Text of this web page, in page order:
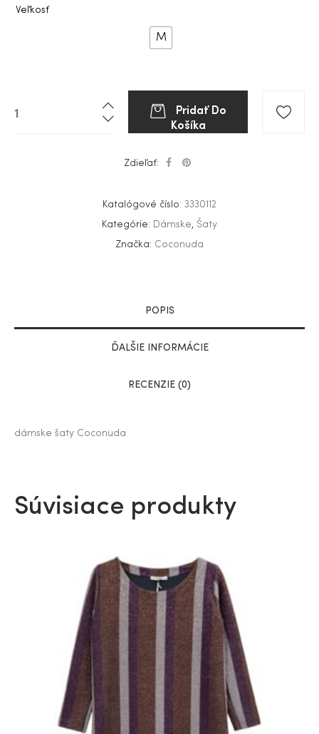
Veľkosť
M
Pridať Do
Košíka
Zdieľať:
Katalógové číslo: 3330112
Kategórie: Dámske, Šaty
Značka: Coconuda
POPIS
ĎALŠIE INFORMÁCIE
RECENZIE (0)
dámske šaty Coconuda
Súvisiace produkty